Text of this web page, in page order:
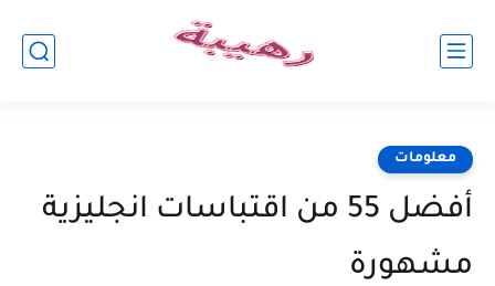
معلومات
أفضل 55 من اقتباسات انجليزية
مشهورة